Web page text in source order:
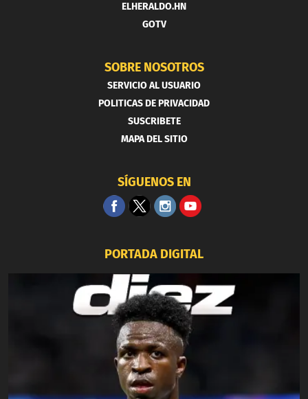
ELHERALDO.HN
GOTV
SOBRE NOSOTROS
SERVICIO AL USUARIO
POLITICAS DE PRIVACIDAD
SUSCRIBETE
MAPA DEL SITIO
SÍGUENOS EN
PORTADA DIGITAL